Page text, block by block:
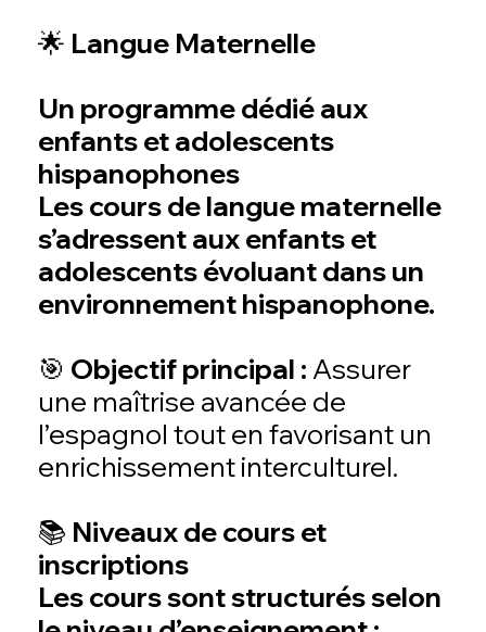
🌟 Langue Maternelle
Un programme dédié aux
enfants et adolescents
hispanophones
Les cours de langue maternelle
s’adressent aux enfants et
adolescents évoluant dans un
environnement hispanophone.
🎯 Objectif principal :Assurer
une maîtrise avancée de
l’espagnol tout en favorisant un
enrichissement interculturel.
📚 Niveaux de cours et
inscriptions
Les cours sont structurés selon